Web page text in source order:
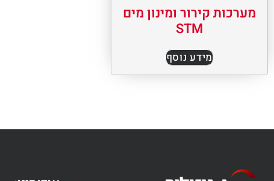
מערכות קירור ומינון מים
STM
מידע נוסף